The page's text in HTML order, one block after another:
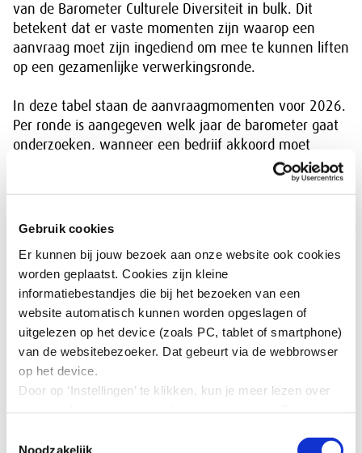
Gebruik cookies
Er kunnen bij jouw bezoek aan onze website ook cookies
worden geplaatst. Cookies zijn kleine
informatiebestandjes die bij het bezoeken van een
website automatisch kunnen worden opgeslagen of
uitgelezen op het device (zoals PC, tablet of smartphone)
van de websitebezoeker. Dat gebeurt via de webbrowser
op het device.
Door op ‘Instellingen’ te klikken, kun je meer lezen over
alle cookies zoals omschreven in onze cookieverklaring
Noodzakelijk
van de Barometer Culturele Diversiteit in bulk. Dit
betekent dat er vaste momenten zijn waarop een
aanvraag moet zijn ingediend om mee te kunnen liften
op een gezamenlijke verwerkingsronde.
In deze tabel staan de aanvraagmomenten voor 2026.
Per ronde is aangegeven welk jaar de barometer gaat
onderzoeken, wanneer een bedrijf akkoord moet
hebben gegeven op het projectvoorstel, wanneer het
bedrijf de vertrouwelijke conceptversie ontvangt en
de CBS-website.
periode
van
rapportage
uiterlijke
deadline voor
akkoord op
voorstel
oplevering
vertrouwelijke
conceptversie
publicatie
CBS-
website
2025
(voorlopig)
eind mei 2026 1 juli 2026
22 juli
2026
2025
eind september
2026
4 november
2026
november
midden